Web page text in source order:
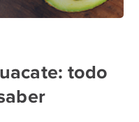
todo